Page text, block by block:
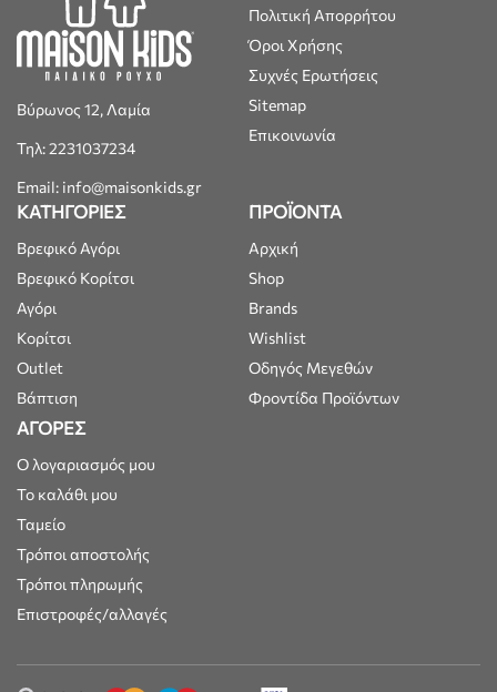
Βύρωνος 12, Λαμία
Τηλ: 2231037234
Email: info@maisonkids.gr
Πολιτική Απορρήτου
Όροι Χρήσης
Συχνές Ερωτήσεις
Sitemap
Επικοινωνία
ΚΑΤΗΓΟΡΙΕΣ
Βρεφικό Αγόρι
Βρεφικό Κορίτσι
Αγόρι
Κορίτσι
Outlet
Βάπτιση
ΠΡΟΪΟΝΤΑ
Αρχική
Shop
Brands
Wishlist
Οδηγός Μεγεθών
Φροντίδα Προϊόντων
ΑΓΟΡΕΣ
Ο λογαριασμός μου
Το καλάθι μου
Ταμείο
Τρόποι αποστολής
Τρόποι πληρωμής
Επιστροφές/αλλαγές